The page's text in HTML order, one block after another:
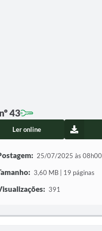
43
Ler online
25/07/2025 às 08h00
3,60 MB | 19 páginas
391